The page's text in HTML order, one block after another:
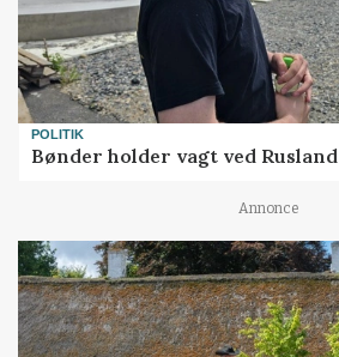
POLITIK
Bønder holder vagt ved Rusland
Annonce